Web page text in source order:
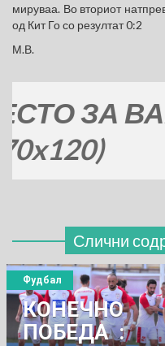
мируваа. Во вториот
од Кит Го со резултат 0:2
М.В.
ЗА
Слични
КОНЕЧНО
ПОБЕДA :
Фудбал